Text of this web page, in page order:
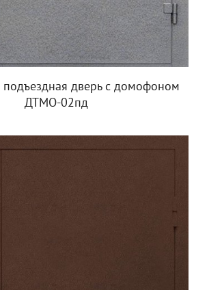
подъездная дверь с домофоном
ДТМО-02пд